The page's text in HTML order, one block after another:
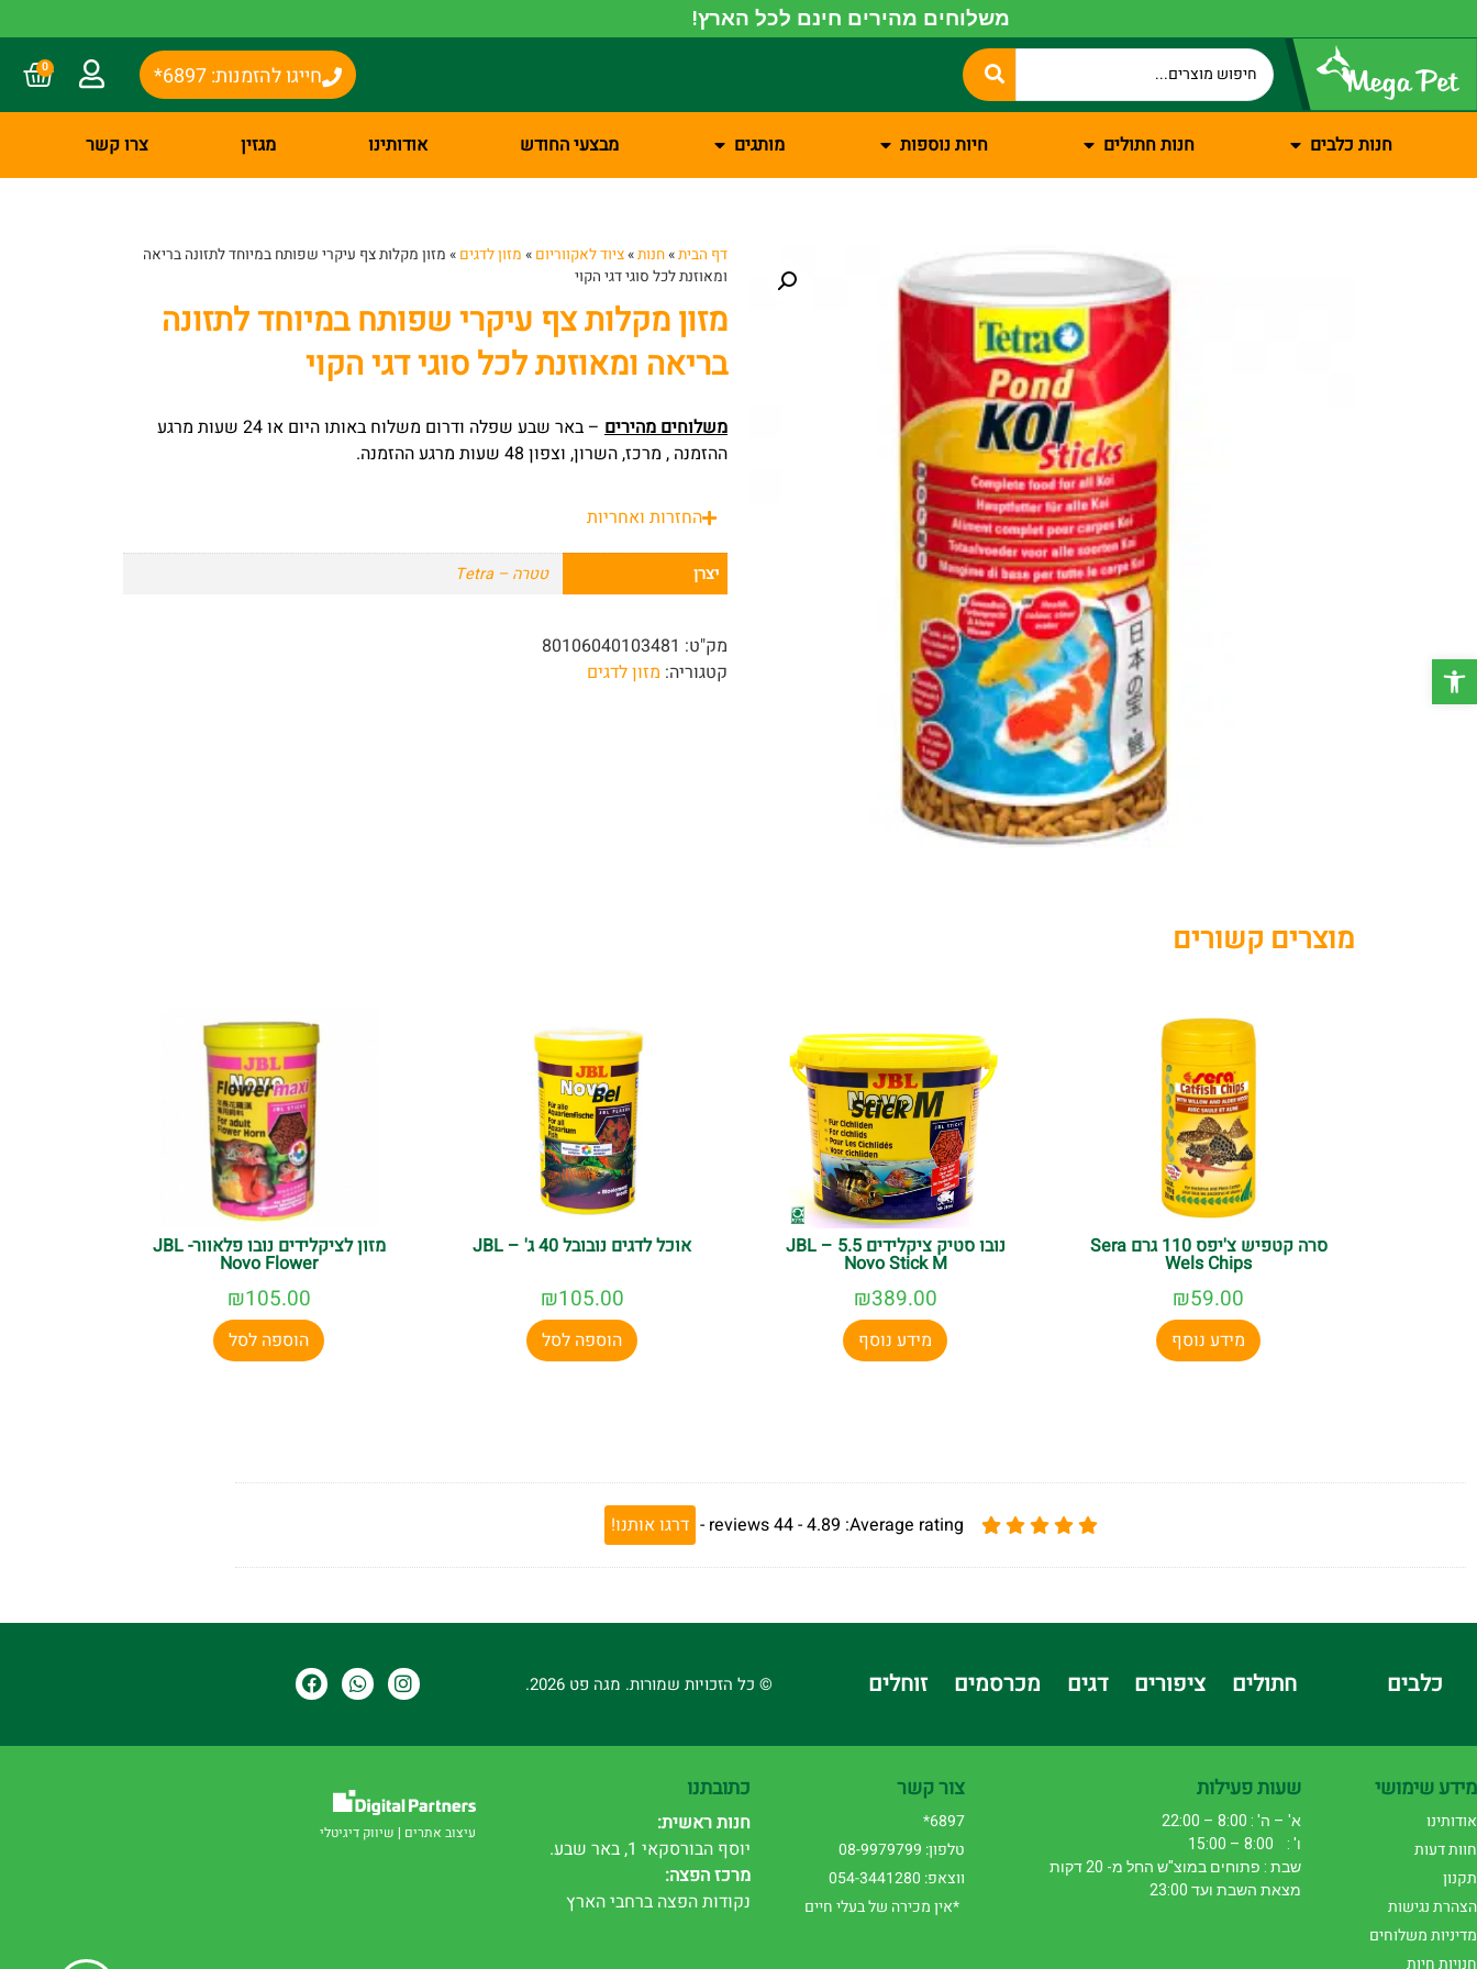
פתח סרגל נגישות
משלוחים מהירים חינם לכל הארץ!
חייגו להזמנות: 6897* 0
חנות כלבים חנות חתולים חיות נוספות מותגים מבצעי החודש אודותינו מגזין צרו קשר
דף הבית»חנות»ציוד לאקווריום » מזון לדגים » מזון מקלות צף עיקרי שפותח במיוחד לתזונה בריאה
ומאוזנת לכל סוגי דגי הקוי
מזון מקלות צף עיקרי שפותח במיוחד לתזונה
בריאה ומאוזנת לכל סוגי דגי הקוי
משלוחים מהירים
– באר שבע שפלה ודרום משלוח באותו היום או 24 שעות מרגע
ההזמנה , מרכז, השרון, וצפון 48 שעות מרגע ההזמנה.
החזרות ואחריות
יצרן טטרה – Tetra
מק"ט: 80106040103481
קטגוריה: מזון לדגים
מוצרים קשורים
סרה קטפיש צ'יפס 110 גרם Sera
Wels Chips
₪59.00
מידע נוסף
נובו סטיק ציקלידים 5.5 – JBL
Novo Stick M
₪389.00
מידע נוסף
אוכל לדגים נובובל 40 ג' – JBL
₪105.00
הוספה לסל
מזון לציקלידים נובו פלאוור- JBL
Novo Flower
₪105.00
הוספה לסל
Average rating:
4.89 -
44
reviews
- דרגו אותנו!
כלבים חתולים ציפורים דגים מכרסמים זוחלים © כל הזכויות שמורות. מגה פט 2026.
מידע שימושי
אודותינו
חוות דעות
תקנון
הצהרת נגישות
מדיניות משלוחים
חנויות חיות
שעות פעילות
א' – ה' : 8:00 – 22:00
ו' : 8:00 – 15:00
שבת : פתוחים במוצ"ש החל מ- 20 דקות
מצאת השבת ועד 23:00
צור קשר
6897*
טלפון: 08-9979799
ווצאפ: 054-3441280
*אין מכירה של בעלי חיים
כתובתנו
חנות ראשית:
יוסף הבורסקאי 1, באר שבע.
מרכז הפצה:
נקודות הפצה ברחבי הארץ
עיצוב אתרים | שיווק דיגיטלי